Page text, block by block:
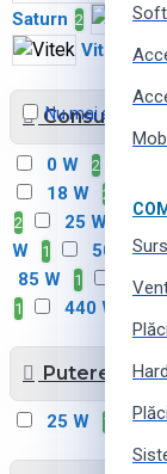
Nu mai arătați
Saturn 2
Vitek 5
Consum de
0 W 2
18 W 2
2 25 W
W
1 50 W 1
85 W 1 110
1 440 W
Putere
25 W 1